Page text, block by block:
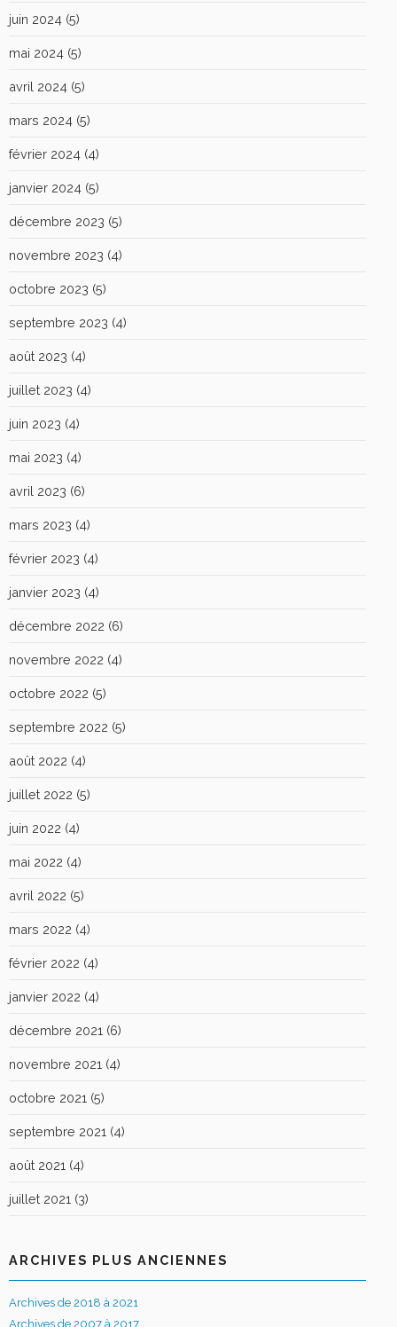
juin 2024 (5)
mai 2024 (5)
avril 2024 (5)
mars 2024 (5)
février 2024 (4)
janvier 2024 (5)
décembre 2023 (5)
novembre 2023 (4)
octobre 2023 (5)
septembre 2023 (4)
août 2023 (4)
juillet 2023 (4)
juin 2023 (4)
mai 2023 (4)
avril 2023 (6)
mars 2023 (4)
février 2023 (4)
janvier 2023 (4)
décembre 2022 (6)
novembre 2022 (4)
octobre 2022 (5)
septembre 2022 (5)
août 2022 (4)
juillet 2022 (5)
juin 2022 (4)
mai 2022 (4)
avril 2022 (5)
mars 2022 (4)
février 2022 (4)
janvier 2022 (4)
décembre 2021 (6)
novembre 2021 (4)
octobre 2021 (5)
septembre 2021 (4)
août 2021 (4)
juillet 2021 (3)
ARCHIVES PLUS ANCIENNES
Archives de 2018 à 2021
Archives de 2007 à 2017